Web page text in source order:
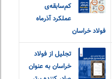
کم‌سابقه‌ی
عملکرد آذرماه
فولاد خراسان
تجلیل از فولاد
خراسان به عنوان